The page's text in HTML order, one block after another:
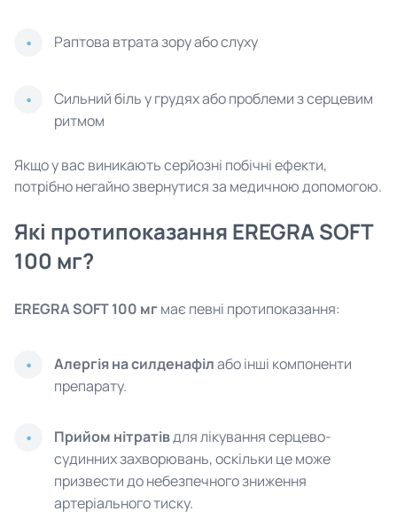
Раптова втрата зору або слуху
Сильний біль у грудях або проблеми з серцевим
ритмом
Якщо у вас виникають серйозні побічні ефекти,
потрібно негайно звернутися за медичною допомогою.
Які протипоказання EREGRA SOFT
100 мг?
EREGRA SOFT 100 мгмає певні протипоказання:
Алергія на силденафілабо інші компоненти
препарату.
Прийом нітратівдля лікування серцево-
судинних захворювань, оскільки це може
призвести до небезпечного зниження
артеріального тиску.